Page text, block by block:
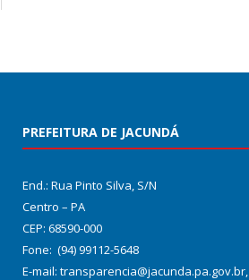
PREFEITURA DE JACUNDÁ
End.: Rua Pinto Silva, S/N
Centro – PA
CEP: 68590-000
Fone: (94) 99112-5648
E-mail: transparencia@jacunda.pa.gov.br,